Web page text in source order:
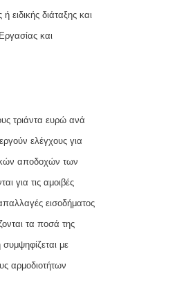
διάταξης και
και
τριάντα ευρώ ανά
ελέγχους για
αποδοχών των
για τις αμοιβές
εισοδήματος
τα ποσά της
με
αρμοδιοτήτων